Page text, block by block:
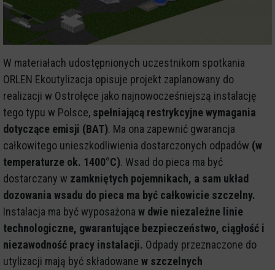
W materiałach udostępnionych uczestnikom spotkania
ORLEN Ekoutylizacja opisuje projekt zaplanowany do
realizacji w Ostrołęce jako najnowocześniejszą instalację
tego typu w Polsce, spełniającą restrykcyjne wymagania
dotyczące emisji (BAT). Ma ona zapewnić gwarancja
całkowitego unieszkodliwienia dostarczonych odpadów (w
temperaturze ok. 1400°C). Wsad do pieca ma być
dostarczany w zamkniętych pojemnikach, a sam układ
dozowania wsadu do pieca ma być całkowicie szczelny.
Instalacja ma być wyposażona w dwie niezależne linie
technologiczne, gwarantujące bezpieczeństwo, ciągłość i
niezawodność pracy instalacji. Odpady przeznaczone do
utylizacji mają być składowane w szczelnych